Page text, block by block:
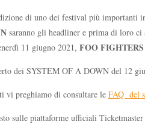
di uno dei festival più importanti
saranno gli headliner e prima di loro ci
11 giugno 2021, FOO FIGHTERS
dei SYSTEM OF A DOWN del 12
vi preghiamo di consultare le FAQ del
sulle piattaforme ufficiali